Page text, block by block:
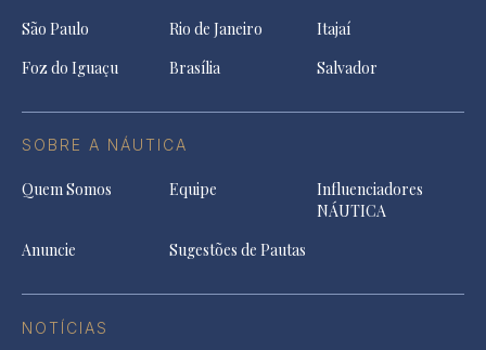
São Paulo Rio de Janeiro
Itajaí
Foz do Iguaçu
Brasília Salvador
SOBRE A NÁUTICA
Quem Somos Equipe
Influenciadores
NÁUTICA
Anuncie
Sugestões de Pautas
NOTÍCIAS